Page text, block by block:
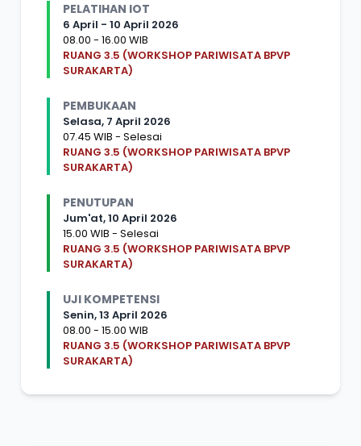
PELATIHAN IOT
6 April - 10 April 2026
08.00 - 16.00 WIB
RUANG 3.5 (WORKSHOP PARIWISATA BPVP
SURAKARTA)
PEMBUKAAN
Selasa, 7 April 2026
07.45 WIB - Selesai
RUANG 3.5 (WORKSHOP PARIWISATA BPVP
SURAKARTA)
PENUTUPAN
Jum'at, 10 April 2026
15.00 WIB - Selesai
RUANG 3.5 (WORKSHOP PARIWISATA BPVP
SURAKARTA)
UJI KOMPETENSI
Senin, 13 April 2026
08.00 - 15.00 WIB
RUANG 3.5 (WORKSHOP PARIWISATA BPVP
SURAKARTA)